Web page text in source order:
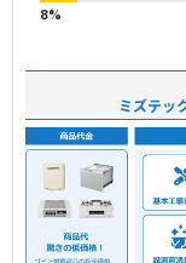
ミズテッ